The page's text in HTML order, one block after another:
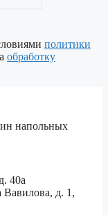
политики
обработку
напольных
40а
Вавилова, д. 1,